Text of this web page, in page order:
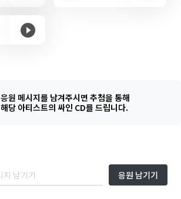
응원 메시지를 남겨주시면 추첨을 통해
해당 아티스트의 싸인 CD를 드립니다.
응원 남기기